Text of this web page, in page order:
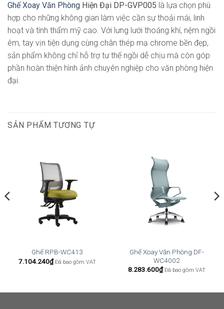
Ghế Xoay Văn Phòng Hiện Đại DP-GVP005 là lựa chọn phù
hợp cho những không gian làm việc cần sự thoải mái, linh
hoạt và tính thẩm mỹ cao. Với lưng lưới thoáng khí, nệm ngồi
êm, tay vịn tiện dụng cùng chân thép mạ chrome bền đẹp,
sản phẩm không chỉ hỗ trợ tư thế ngồi dễ chịu mà còn góp
phần hoàn thiện hình ảnh chuyên nghiệp cho văn phòng hiện
đại.
SẢN PHẨM TƯƠNG TỰ
Ghế RPB-WC413
7.104.240₫ Đã bao gồm VAT
Ghế Xoay Văn Phòng DF-
WC4002
8.283.600₫ Đã bao gồm VAT